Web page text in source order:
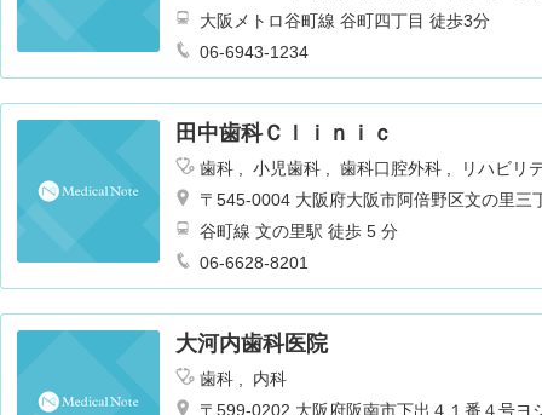
大阪メトロ谷町線 谷町四丁目 徒歩3分
06-6943-1234
田中歯科Ｃｌｉｎｉｃ
歯科 小児歯科 歯科口腔外科
リハビリ
〒545-0004 大阪府大阪市阿倍野区文の里三
谷町線 文の里駅 徒歩 5 分
06-6628-8201
大河内歯科医院
歯科
内科
〒599-0202 大阪府阪南市下出４１番４号ヨ